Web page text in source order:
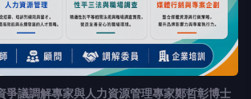
爭議調解專家與人力資源管理專家鄭哲彰博士